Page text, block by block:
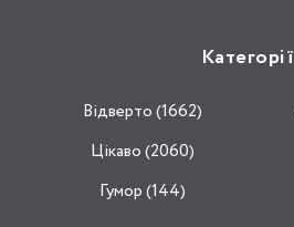
Категорії
Відвертo (1662)
Цікаво (2060)
Гумор (144)